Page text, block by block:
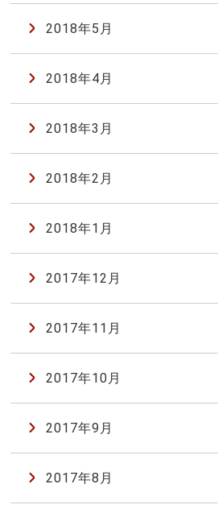
2018年5月
2018年4月
2018年3月
2018年2月
2018年1月
2017年12月
2017年11月
2017年10月
2017年9月
2017年8月